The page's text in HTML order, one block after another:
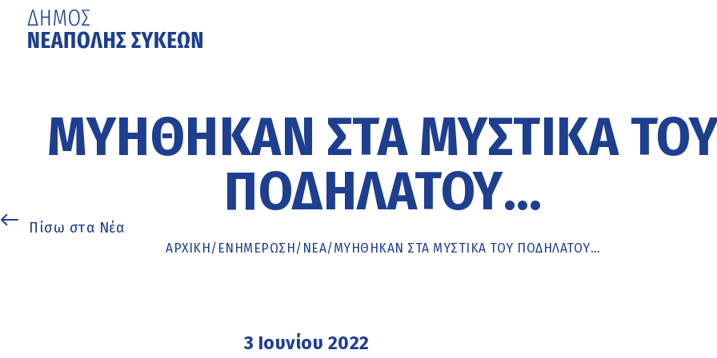
περιεχόμενο
ΜΥΉΘΗΚΑΝ ΣΤΑ ΜΥΣΤΙΚΆ
ΠΟΔΗΛΆΤΟΥ…
Πίσω στα Νέα
ΑΡΧΙΚΉ/ ΕΝΗΜΈΡΩΣΗ/ ΝΕΑ/ΜΥΉΘΗΚΑΝ ΣΤΑ ΜΥΣΤΙΚΆ ΤΟΥ ΠΟΔΗΛΆΤΟΥ…
3 Ιουνίου 2022